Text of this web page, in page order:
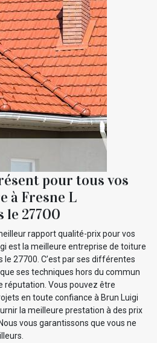
pour tous vos
à Fresne L
le 27700
rapport qualité-prix pour vos
est la meilleure entreprise de toiture
le 27700. C’est par ses différentes
ses techniques hors du commun
réputation. Vous pouvez être
en toute confiance à Brun Luigi
la meilleure prestation à des prix
vous garantissons que vous ne